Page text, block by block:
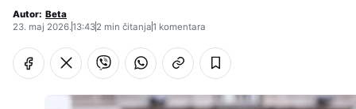
Autor: Beta
23. maj 2026.13:432 min čitanja1 komentara